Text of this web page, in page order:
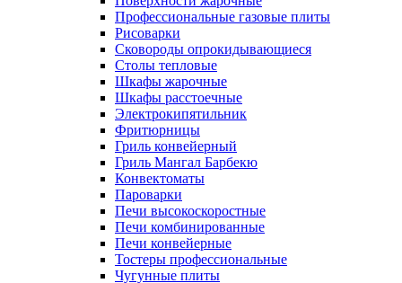
Профессиональные газовые плиты
Рисоварки
Сковороды опрокидывающиеся
Столы тепловые
Шкафы жарочные
Шкафы расстоечные
Электрокипятильник
Фритюрницы
Гриль конвейерный
Гриль Мангал Барбекю
Конвектоматы
Пароварки
Печи высокоскоростные
Печи комбинированные
Печи конвейерные
Тостеры профессиональные
Чугунные плиты